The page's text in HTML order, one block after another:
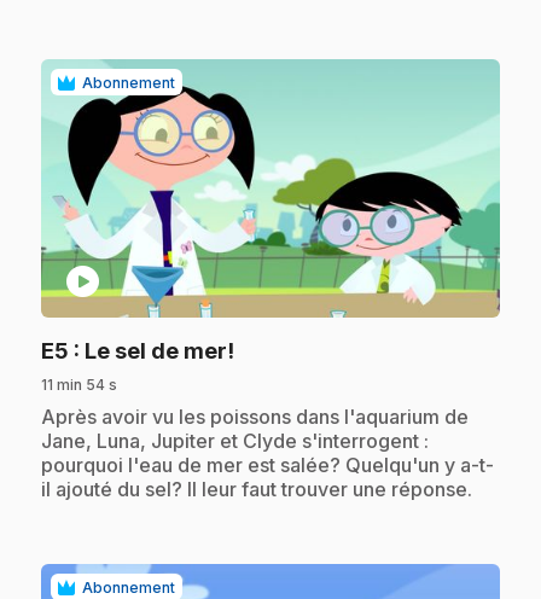
Abonnement
play_circle
E5 : Le sel de mer!
11 min 54 s
.Après avoir vu les poissons dans l'aquarium de
Jane, Luna, Jupiter et Clyde s'interrogent :
pourquoi l'eau de mer est salée? Quelqu'un y a-t-
il ajouté du sel? Il leur faut trouver une réponse.
Abonnement